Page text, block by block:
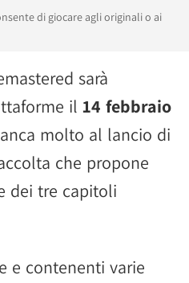
di giocare agli originali o ai
sarà
il 14 febbraio
molto al lancio di
che propone
dei tre capitoli
e contenenti varie